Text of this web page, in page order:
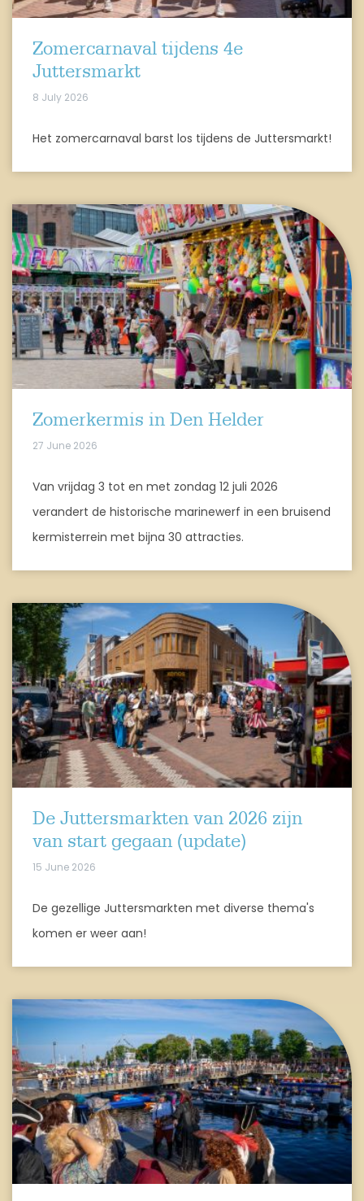
Zomercarnaval tijdens 4e
Juttersmarkt
8 July 2026
Het zomercarnaval barst los tijdens de Juttersmarkt!
Zomerkermis in Den Helder
27 June 2026
Van vrijdag 3 tot en met zondag 12 juli 2026
verandert de historische marinewerf in een bruisend
kermisterrein met bijna 30 attracties.
De Juttersmarkten van 2026 zijn
van start gegaan (update)
15 June 2026
De gezellige Juttersmarkten met diverse thema's
komen er weer aan!